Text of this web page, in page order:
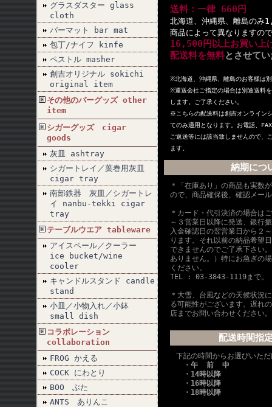
グラスダスター glass
cloth
バーマット bar mat
包丁/ナイフ kinfe
ペストル masher
創吉オリジナル sokichi
original item
その他のバーグッズ other
item
シガーグッズ cigar
goods
灰皿 ashtray
シガートレイ／葉巻用灰皿
cigar tray
南部鉄器 灰皿／シガートレ
イ nanbu-tekki cigar
tray
テーブルウエア tableware
アイスペール／クーラー
ice bucket/wine
cooler
キャンドルスタンド candle
stand
小皿／小物入れ／小鉢
small dish
コラボレーション
collaboration
FROG かえる
COCK にわとり
BOO ぶた
ANTS ありんこ
送料：一律 660円
北海道、沖縄県、離島のみ
商品によって異なりますの
16,500円以上お買い上
配送料を無料とさせて
※北海道、沖縄県、離島のお客様は
※運送会社ご指定の場合は別途送料
します。ご了承ください。
※こちらの配送料は創吉オンライン
てのみ適用となります。お電話、
ご返送等には該当致しませんので、
ます。
納期につ
＊「在庫あり」の商品も実数
ので、商品確保後、確認メー
＊カード・代引決済の場合は
～３営業日以降に発送、銀行
入金確認日の翌営業日から２
ります。それ以前の納品希望
できませんのでご了承下さい
ありません。）特にお急ぎの
ください。
TEL : 03-3843-1119まで。
＊大雪、台風などの天候状況
る可能性がございます。遅れ
店までお問い合わせください。
配送時間指
下記の時間からお選びいた
・午 前 中
・14時以降
・16時以降
・18時以降